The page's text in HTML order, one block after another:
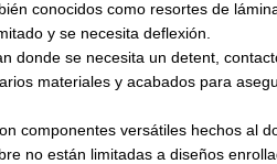
conocidos como resortes de
y se necesita deflexión.
donde se necesita un detent,
materiales y acabados para
componentes versátiles hechos al
no están limitadas a diseños